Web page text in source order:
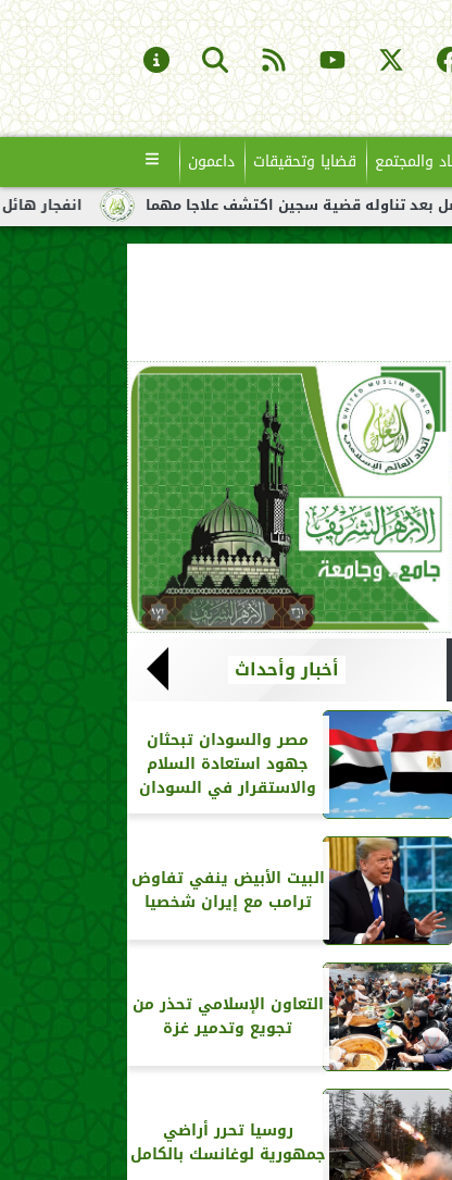
والمجتمع قضايا وتحقيقات داعمون
انفجار هائل لناقلة نفط سجين اكتشف علاجا مهما
أخبار وأحداث
مصر والسودان تبحثان
جهود استعادة السلام
والاستقرار في السودان
البيت الأبيض ينفي تفاوض
ترامب مع إيران شخصيا
التعاون الإسلامي تحذر من
تجويع وتدمير غزة
روسيا تحرر أراضي
جمهورية لوغانسك بالكامل